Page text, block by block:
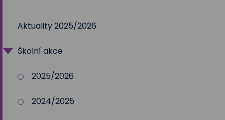
Aktuality 2025/2026
Školní akce
2025/2026
2024/2025